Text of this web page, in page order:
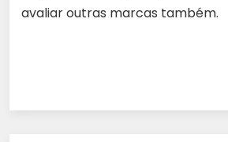
avaliar outras marcas também.